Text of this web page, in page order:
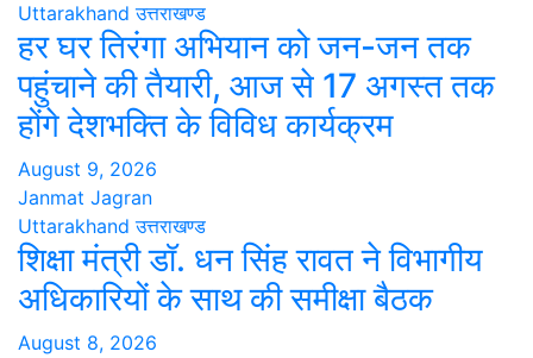
Uttarakhand उत्तराखण्ड
हर घर तिरंगा अभियान को जन-जन तक
पहुंचाने की तैयारी, आज से 17 अगस्त तक
होंगे देशभक्ति के विविध कार्यक्रम
August 9, 2026
Janmat Jagran
Uttarakhand उत्तराखण्ड
शिक्षा मंत्री डॉ. धन सिंह रावत ने विभागीय
अधिकारियों के साथ की समीक्षा बैठक
August 8, 2026